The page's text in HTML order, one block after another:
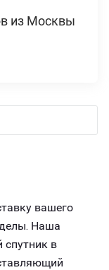
из Москвы
вашего
Наша
в